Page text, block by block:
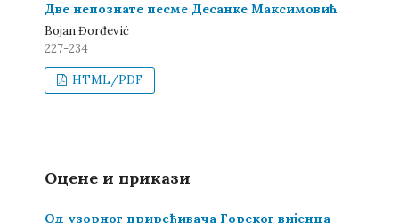
Две непознате песме Десанке Максимовић
Bojan Đorđević
227-234
HTML/PDF
Оцене и прикази
Од узорног приређивача Горског вијенца